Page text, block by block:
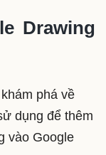
Drawing
phá về
dụng để thêm
vào Google